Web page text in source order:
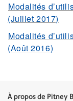
Modalités
(Juillet 2017)
Modalités
(Août 2016)
À propos de Pitney